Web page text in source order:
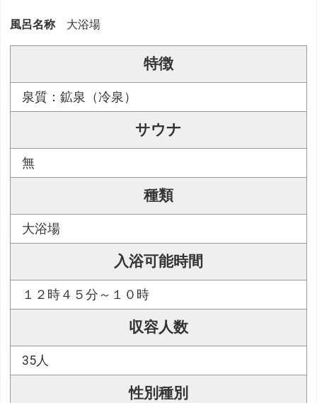
風呂名称 大浴場
特徴
泉質：鉱泉（冷泉）
サウナ
無
種類
大浴場
入浴可能時間
１２時４５分～１０時
収容人数
35人
性別種別